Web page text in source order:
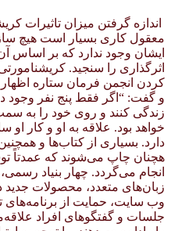
اندازه گرفتن میزان تاثیرات
معقول کاری بسیار است هیچ
ایشان وجود ندارد که بر اساس
کردن انجمن فرمان ستاره اظهار
و گفت: “اگر فقط پنج نفر وجود
زندگی کنند و روی خود را به
خواهد بود. علاقه به او و کار
دارد. بسیاری از کتاب‌ها و
هچنان چاپ می‌شوند که عمدتاً
انجام می‌گردد. چهار بنیاد رسمی،
زبان‌های متعدد، محصولات جدید
وب سایت، حمایت از برنامه‌های
جلسات و گفتگوهای افراد